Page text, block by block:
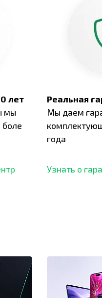
лет
мы
Реальная
Мы даем
года
Узнать о